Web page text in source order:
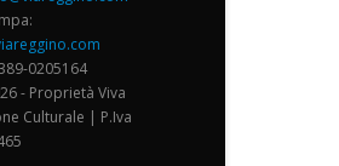
0205164
- Proprietà Viva
Culturale | P.Iva